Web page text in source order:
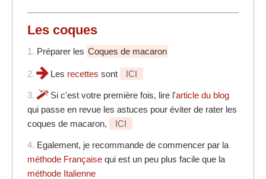
Les coques
1. Préparer les Coques de macaron
2. Les recettes sont ICI
3. Si c'est votre première fois, lire l'article du blog
qui passe en revue les astuces pour éviter de rater les
coques de macaron,
ICI
4. Egalement, je recommande de commencer par la
méthode Française qui est un peu plus facile que la
méthode Italienne